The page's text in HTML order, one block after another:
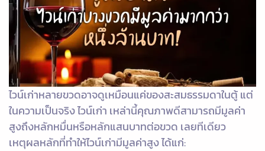
ไวน์เก่าหลายขวดอาจดูเหมือนแค่ของสะสมธรรมดาในตู้ แต่
ในความเป็นจริง ไวน์เก่า เหล่านี้คุณภาพดีสามารถมีมูลค่า
สูงถึงหลักหมื่นหรือหลักแสนบาทต่อขวด เลยทีเดียว
เหตุผลหลักที่ทำให้ไวน์เก่ามีมูลค่าสูง ได้แก่: